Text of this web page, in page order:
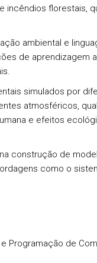
florestais,
ambiental e
de aprendizagem
simulados por
atmosféricos,
e efeitos
construção de
como o
Programação de